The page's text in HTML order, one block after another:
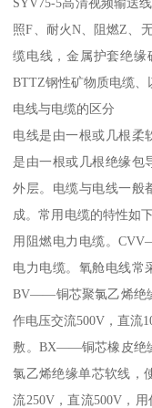
照F、耐火N、阻燃Z、
缆电线，金属护套绝缘
BTTZ钢性矿物质电缆、
电线与电缆的区分
电线是由一根或几根柔
是由一根或几根绝缘包
外层。电缆与电线一般
成。常用电缆的特性如
用阻燃电力电缆。
电力电缆。氧舱电线常
BV——铜芯聚氯乙烯绝
作电压交流500V，直流
敷。BX——铜芯橡皮绝
氯乙烯绝缘单芯软线，
流250V，直流500V，